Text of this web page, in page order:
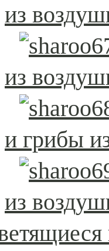
из
из
и грибы
из